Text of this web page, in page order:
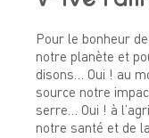
Pour le bonheur
notre planète et
disons… Oui ! au
source notre
serre… Oui ! à
notre santé et de